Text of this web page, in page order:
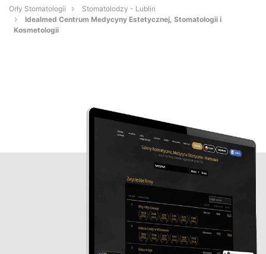
Orły Stomatologii
Stomatolodzy - Lublin
Idealmed Centrum Medycyny Estetycznej, Stomatologii i
Kosmetologii